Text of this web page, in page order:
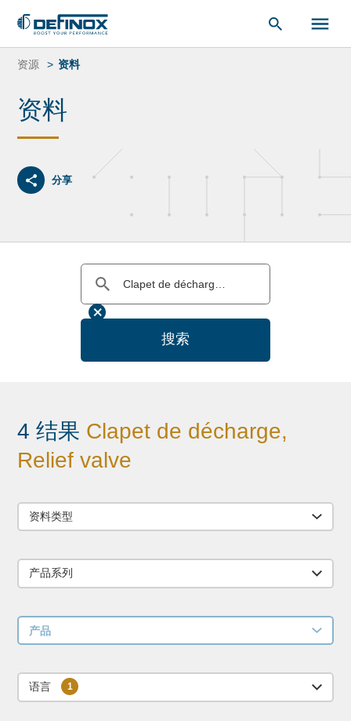
跳
内
容
索：
资源 资料
资料
分享
搜索
4 结果 Clapet de décharge,
Relief valve
资料类型
产品系列
产品
语言